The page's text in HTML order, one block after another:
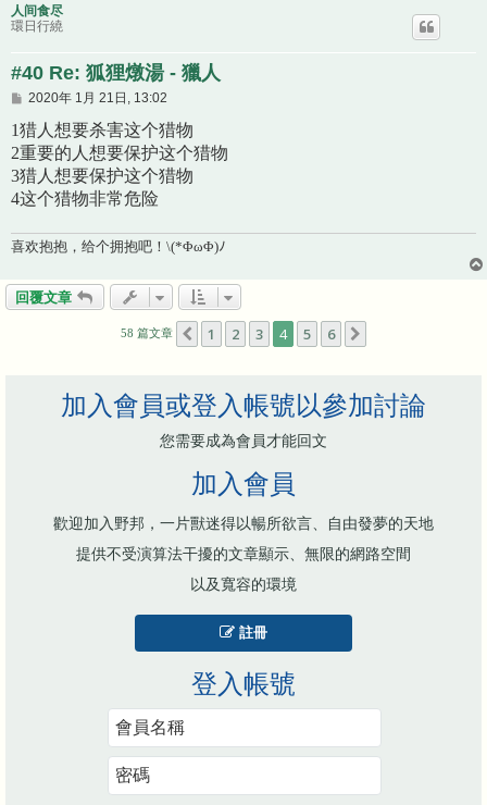
人间食尽
環日行繞
#40 Re: 狐狸燉湯 - 獵人
文
2020年 1月 21日, 13:02
1猎人想要杀害这个猎物
2重要的人想要保护这个猎物
3猎人想要保护这个猎物
4这个猎物非常危险
喜欢抱抱，给个拥抱吧！\(*ΦωΦ)ﾉ
回覆文章
58 篇文章 上一頁
1 2 3 4 5 6
加入會員或登入帳號以參加討論
您需要成為會員才能回文
加入會員
歡迎加入野邦，一片獸迷得以暢所欲言、自由發夢的天地
提供不受演算法干擾的文章顯示、無限的網路空間
以及寬容的環境
註冊
登入帳號